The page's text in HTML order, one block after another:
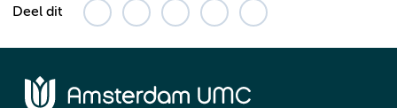
Deel dit